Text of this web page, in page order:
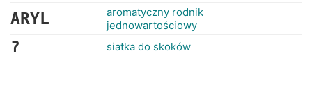
ARYL
aromatyczny rodnik
jednowartościowy
? siatka do skoków